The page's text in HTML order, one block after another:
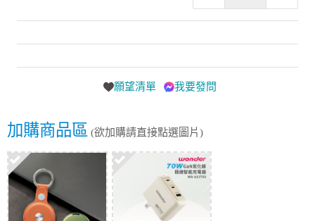
加購商品區